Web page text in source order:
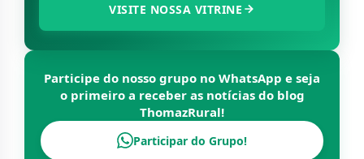
VISITE NOSSA VITRINE
Participe do nosso grupo no WhatsApp e seja
o primeiro a receber as notícias do blog
ThomazRural!
Participar do Grupo!